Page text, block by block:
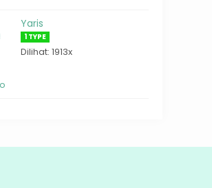
Yaris
1 TYPE
Dilihat: 1913x